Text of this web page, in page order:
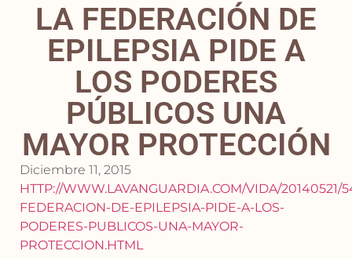
LA FEDERACIÓN DE
EPILEPSIA PIDE A
LOS PODERES
PÚBLICOS UNA
MAYOR PROTECCIÓN
Diciembre 11, 2015
HTTP://WWW.LAVANGUARDIA.COM/VIDA/20140521/
FEDERACION-DE-EPILEPSIA-PIDE-A-LOS-
PODERES-PUBLICOS-UNA-MAYOR-
PROTECCION.HTML